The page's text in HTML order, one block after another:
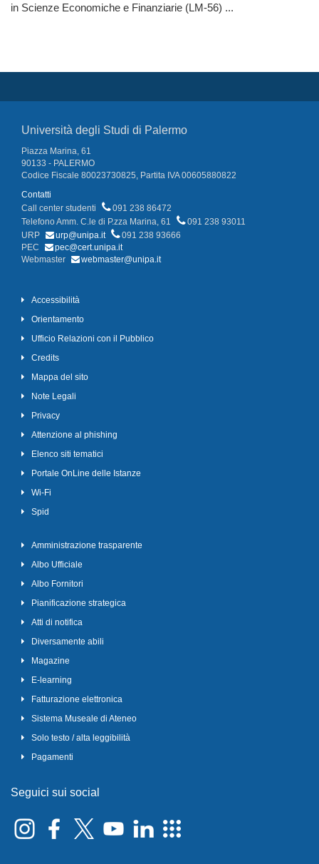
in Scienze Economiche e Finanziarie (LM-56) ...
Università degli Studi di Palermo
Piazza Marina, 61
90133 - PALERMO
Codice Fiscale 80023730825, Partita IVA 00605880822
Contatti
Call center studenti
091 238 86472
Telefono Amm. C.le di P.zza Marina, 61
091 238 93011
URP
urp@unipa.it
091 238 93666
PEC
pec@cert.unipa.it
Webmaster
webmaster@unipa.it
Accessibilità
Orientamento
Ufficio Relazioni con il Pubblico
Credits
Mappa del sito
Note Legali
Privacy
Attenzione al phishing
Elenco siti tematici
Portale OnLine delle Istanze
Wi-Fi
Spid
Amministrazione trasparente
Albo Ufficiale
Albo Fornitori
Pianificazione strategica
Atti di notifica
Diversamente abili
Magazine
E-learning
Fatturazione elettronica
Sistema Museale di Ateneo
Solo testo / alta leggibilità
Pagamenti
Seguici sui social